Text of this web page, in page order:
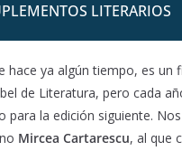
LITERARIOS
hace ya algún tiempo, es un
de Literatura, pero cada
para la edición siguiente.
Mircea Cartarescu, al que